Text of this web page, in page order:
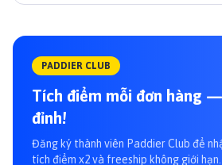
PADDIER CLUB
Tích điểm mỗi đơn hàng
đỉnh!
Đăng ký thành viên Paddier Club để
tích điểm x2 và freeship không giới hạn.